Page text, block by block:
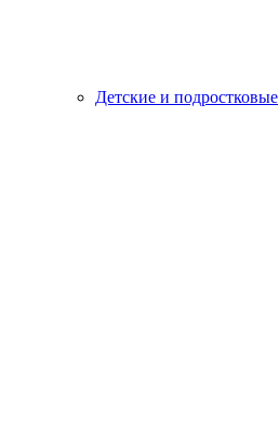
Детские и подростковые